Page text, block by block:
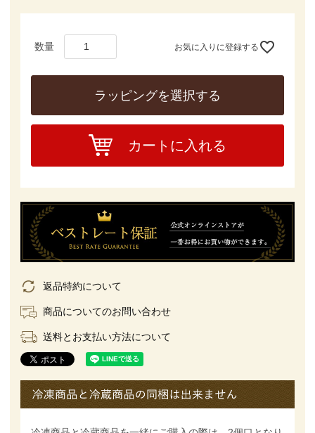
お気に入りに登録する
ラッピングを選択する
カートに入れる
返品特約について
商品についてのお問い合わせ
送料とお支払い方法について